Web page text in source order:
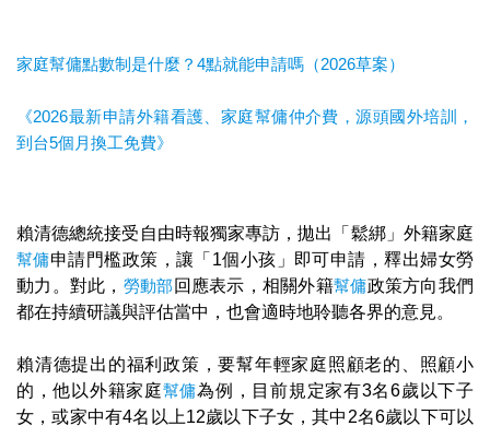
家庭幫傭點數制是什麼？4點就能申請嗎（2026草案）
《2026最新申請外籍看護、家庭幫傭仲介費，源頭國外培訓，
到台5個月換工免費》
賴清德總統接受自由時報獨家專訪，拋出「鬆綁」外籍家庭
幫傭申請門檻政策，讓「1個小孩」即可申請，釋出婦女勞
動力。對此， 勞動部 回應表示，相關外籍幫傭政策方向我們
都在持續研議與評估當中，也會適時地聆聽各界的意見。
賴清德提出的福利政策，要幫年輕家庭照顧老的、照顧小
的，他以外籍家庭幫傭為例，目前規定家有3名6歲以下子
女，或家中有4名以上12歲以下子女，其中2名6歲以下可以